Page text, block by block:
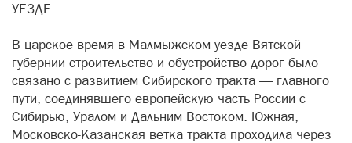
УЕЗДЕ
В царское время в Малмыжском уезде Вятской
губернии строительство и обустройство дорог было
связано с развитием Сибирского тракта — главного
пути, соединявшего европейскую часть России с
Сибирью, Уралом и Дальним Востоком. Южная,
Московско-Казанская ветка тракта проходила через